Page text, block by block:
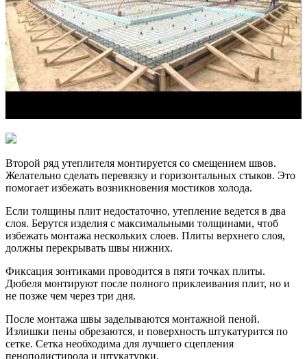
Второй ряд утеплителя монтируется со смещением швов.
Желательно сделать перевязку и горизонтальных стыков. Это
помогает избежать возникновения мостиков холода.
Если толщины плит недостаточно, утепление ведется в два
слоя. Берутся изделия с максимальными толщинами, чтоб
избежать монтажа нескольких слоев. Плиты верхнего слоя,
должны перекрывать швы нижних.
Фиксация зонтиками проводится в пяти точках плиты.
Дюбеля монтируют после полного приклеивания плит, но и
не позже чем через три дня.
После монтажа швы заделываются монтажной пеной.
Излишки пены обрезаются, и поверхность штукатурится по
сетке. Сетка необходима для лучшего сцепления
пенополистирола и штукатурки.